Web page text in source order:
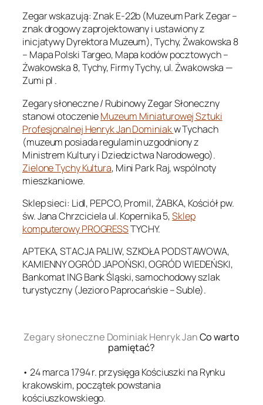
Zegar wskazują: Znak E-22b (Muzeum Park Zegar –
znak drogowy zaprojektowany i ustawiony z
inicjatywy Dyrektora Muzeum), Tychy, Żwakowska 8
– Mapa Polski Targeo, Mapa kodów pocztowych –
Żwakowska 8, Tychy, Firmy Tychy, ul. Żwakowska —
Zumi pl .
Zegary słoneczne / Rubinowy Zegar Słoneczny
stanowi otoczenieMuzeum Miniaturowej Sztuki
Profesjonalnej Henryk Jan Dominiakw Tychach
(muzeum posiada regulamin uzgodniony z
Ministrem Kultury i Dziedzictwa Narodowego).
Zielone Tychy Kultura, Mini Park Raj, wspólnoty
mieszkaniowe.
Sklep sieci: Lidl, PEPCO, Promil, ŻABKA, Kościół pw.
św. Jana Chrzciciela ul. Kopernika 5,Sklep
komputerowy PROGRESSTYCHY.
APTEKA, STACJA PALIW, SZKOŁA PODSTAWOWA,
KAMIENNY OGRÓD JAPOŃSKI, OGRÓD WIEDEŃSKI,
Bankomat ING Bank Śląski, samochodowy szlak
turystyczny (Jezioro Paprocańskie – Suble).
Zegary słoneczne Dominiak Henryk JanCo warto
pamiętać?
• 24 marca 1794 r. przysięga Kościuszki na Rynku
krakowskim, początek powstania
kościuszkowskiego.